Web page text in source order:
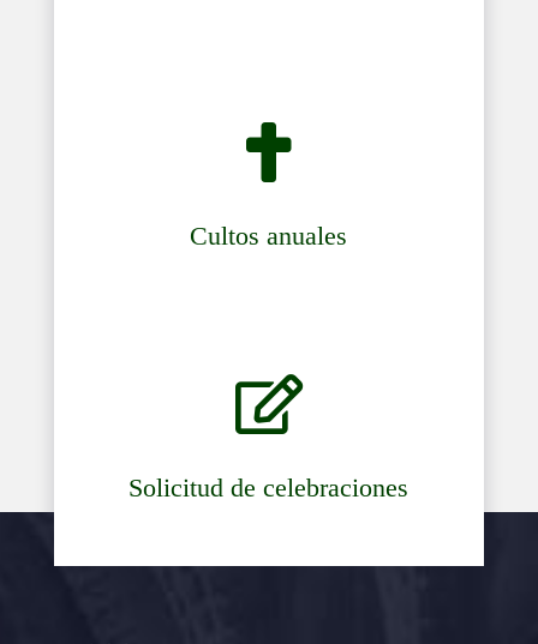

Cultos anuales

Solicitud de celebraciones